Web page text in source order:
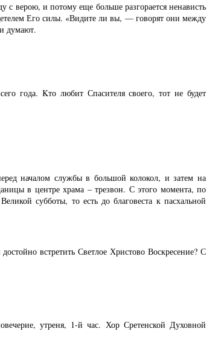
верою, и потому еще больше разгорается ненависть
Его силы. «Видите ли вы, — говорят они между
думают.
года. Kто любит Спасителя своего, тот не будет
началом службы в большой колокол, и затем на
в центре храма – трезвон. С этого момента, по
субботы, то есть до благовеста к пасхальной
встретить Светлое Христово Воскресение? С
утреня, 1-й час. Хор Сретенской Духовной